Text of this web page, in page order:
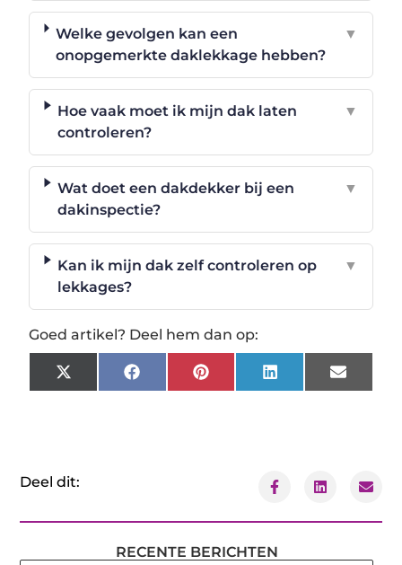
Welke gevolgen kan een
onopgemerkte daklekkage hebben?
▼
Hoe vaak moet ik mijn dak laten
controleren?
▼
Wat doet een dakdekker bij een
dakinspectie?
▼
Kan ik mijn dak zelf controleren op
lekkages?
▼
Goed artikel? Deel hem dan op:
X
(Twitter)
FacebookPinterestLinkedInEmail
Deel dit:
RECENTE BERICHTEN